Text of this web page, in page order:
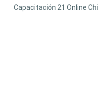
Capacitación 21 Online